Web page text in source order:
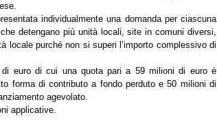
individualmente una domanda per ciascuna
detengano più unità locali, site in comuni diversi,
locale purché non si superi l’importo complessivo di
euro di cui una quota pari a 59 milioni di euro è
forma di contributo a fondo perduto e 50 milioni di
agevolato.
applicative.